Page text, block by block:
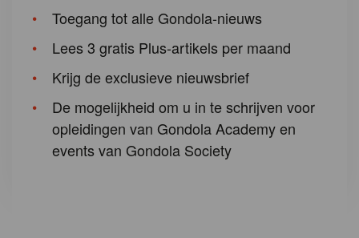
Toegang tot alle Gondola-nieuws
Lees 3 gratis Plus-artikels per maand
Krijg de exclusieve nieuwsbrief
De mogelijkheid om u in te schrijven voor
opleidingen van Gondola Academy en
events van Gondola Society